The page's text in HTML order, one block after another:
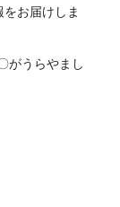
お届けしま
がうらやまし